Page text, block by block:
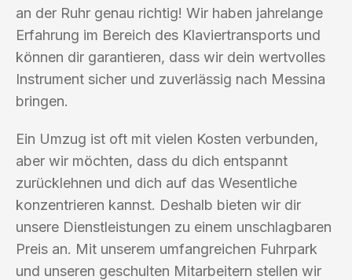
an der Ruhr genau richtig! Wir haben jahrelange
Erfahrung im Bereich des Klaviertransports und
können dir garantieren, dass wir dein wertvolles
Instrument sicher und zuverlässig nach Messina
bringen.
Ein Umzug ist oft mit vielen Kosten verbunden,
aber wir möchten, dass du dich entspannt
zurücklehnen und dich auf das Wesentliche
konzentrieren kannst. Deshalb bieten wir dir
unsere Dienstleistungen zu einem unschlagbaren
Preis an. Mit unserem umfangreichen Fuhrpark
und unseren geschulten Mitarbeitern stellen wir